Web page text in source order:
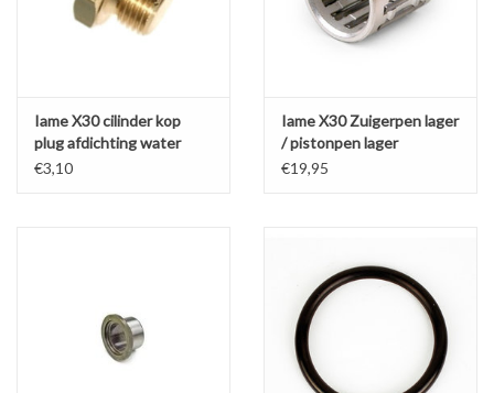
Iame X30 cilinder kop
plug afdichting water
uitgang
€3,10
Iame X30 Zuigerpen lager
/ pistonpen lager
€19,95